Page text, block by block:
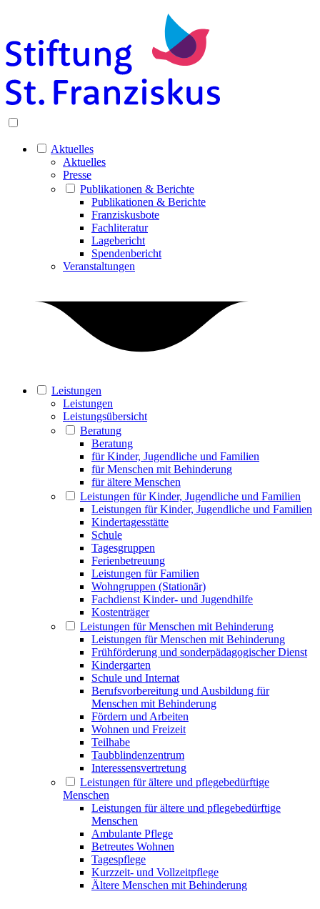
Aktuelles
Aktuelles
Presse
Publikationen & Berichte
Publikationen & Berichte
Franziskusbote
Fachliteratur
Lagebericht
Spendenbericht
Veranstaltungen
Leistungen
Leistungen
Leistungsübersicht
Beratung
Beratung
für Kinder, Jugendliche und Familien
für Menschen mit Behinderung
für ältere Menschen
Leistungen für Kinder, Jugendliche und Familien
Leistungen für Kinder, Jugendliche und Familien
Kindertagesstätte
Schule
Tagesgruppen
Ferienbetreuung
Leistungen für Familien
Wohngruppen (Stationär)
Fachdienst Kinder- und Jugendhilfe
Kostenträger
Leistungen für Menschen mit Behinderung
Leistungen für Menschen mit Behinderung
Frühförderung und sonderpädagogischer Dienst
Kindergarten
Schule und Internat
Berufsvorbereitung und Ausbildung für
Menschen mit Behinderung
Fördern und Arbeiten
Wohnen und Freizeit
Teilhabe
Taubblindenzentrum
Interessensvertretung
Leistungen für ältere und pflegebedürftige
Menschen
Leistungen für ältere und pflegebedürftige
Menschen
Ambulante Pflege
Betreutes Wohnen
Tagespflege
Kurzzeit- und Vollzeitpflege
Ältere Menschen mit Behinderung